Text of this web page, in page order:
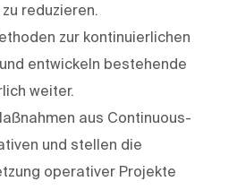
reduzieren.
zur kontinuierlichen
entwickeln bestehende
weiter.
aus Continuous-
und stellen die
operativer Projekte